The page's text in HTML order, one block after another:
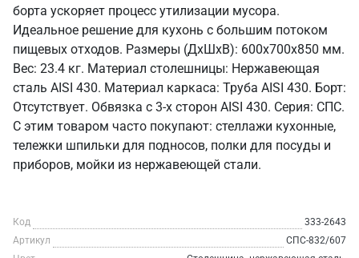
борта ускоряет процесс утилизации мусора.
Идеальное решение для кухонь с большим потоком
пищевых отходов. Размеры (ДхШхВ): 600x700x850 мм.
Вес: 23.4 кг. Материал столешницы: Нержавеющая
сталь AISI 430. Материал каркаса: Труба AISI 430. Борт:
Отсутствует. Обвязка с 3-х сторон AISI 430. Серия: СПС.
С этим товаром часто покупают: стеллажи кухонные,
тележки шпильки для подносов, полки для посуды и
приборов, мойки из нержавеющей стали.
Код
333-2643
Артикул
СПС-832/607